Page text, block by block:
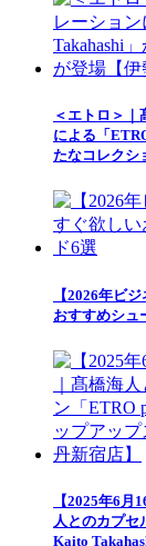
＜エトロ＞
による「
たなコレクシ
【2026年ビ
おすすめシュ
【2025年6月
人とのカプ
Kaito